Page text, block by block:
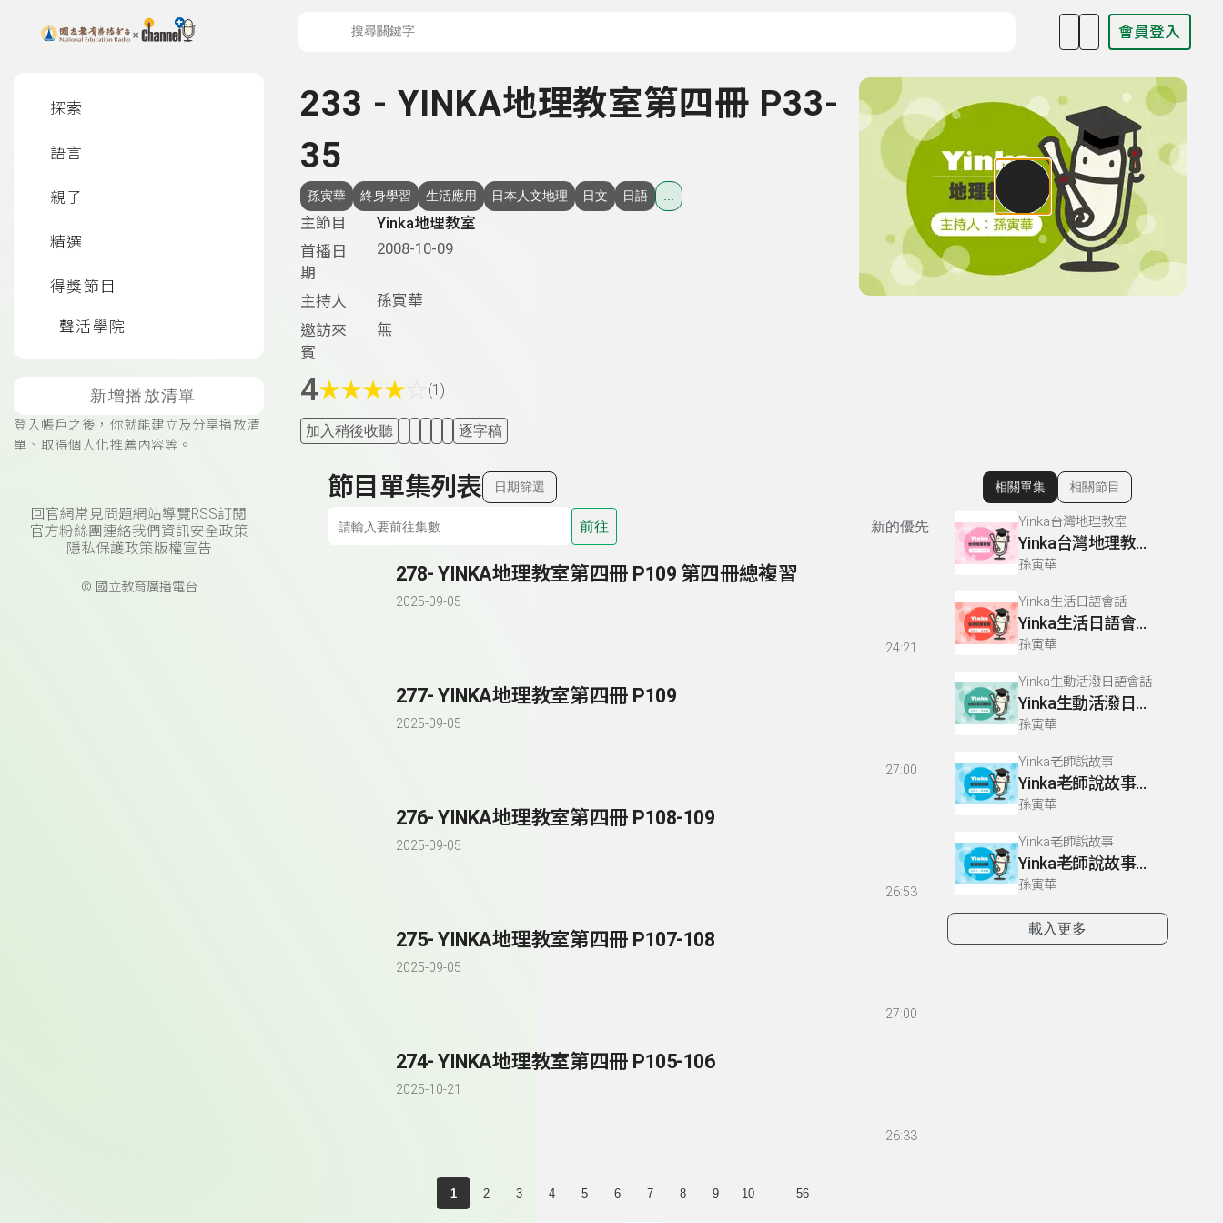
上方功能區塊 會員登入
探索
語言
親子
精選
得獎節目
聲活學院
新增播放清單
登入帳戶之後，你就能建立及分享播放清
單、取得個人化推薦內容等。
回官網常見問題網站導覽RSS訂閱
官方粉絲團連絡我們 資訊安全政策
隱私保護政策版權宣告
© 國立教育廣播電台
233 - YINKA地理教室第四冊 P33-
35
孫寅華 終身學習 生活應用 日本人文地理 日文 日語
主節目
Yinka地理教室
首播日
期
2008-10-09
主持人
孫寅華
邀訪來
賓
無
4★★★★ (1)
加入稍後收聽 逐字稿
節目單集列表 日期篩選
前往 新的優先
278- YINKA地理教室第四冊 P109 第四冊總複習
2025-09-05
24:21
277- YINKA地理教室第四冊 P109
2025-09-05
27:00
276- YINKA地理教室第四冊 P108-109
2025-09-05
26:53
275- YINKA地理教室第四冊 P107-108
2025-09-05
27:00
274- YINKA地理教室第四冊 P105-106
2025-10-21
26:33
1 2 3 4 5 6 7 8 9 10 56
顯示相關單集
相關單集 相關節目
Yinka台灣地理教室
Yinka台灣地理教室下冊 P149-150
孫寅華
Yinka生活日語會話
Yinka生活日語會話上冊 P97
孫寅華
Yinka生動活潑日語會話
Yinka生動活潑日語會話上冊 P104
孫寅華
Yinka老師說故事
Yinka老師說故事下冊 P10
孫寅華
Yinka老師說故事
Yinka老師說故事下冊 P12-14
孫寅華
載入更多